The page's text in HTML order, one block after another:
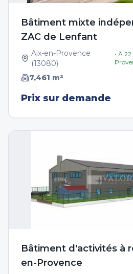
Bâtiment mixte
ZAC de Lenfant
Aix-en-Provence
(13080)
• À22
7,461 m²
Prix sur demande
Bâtiment d'activités à
en-Provence